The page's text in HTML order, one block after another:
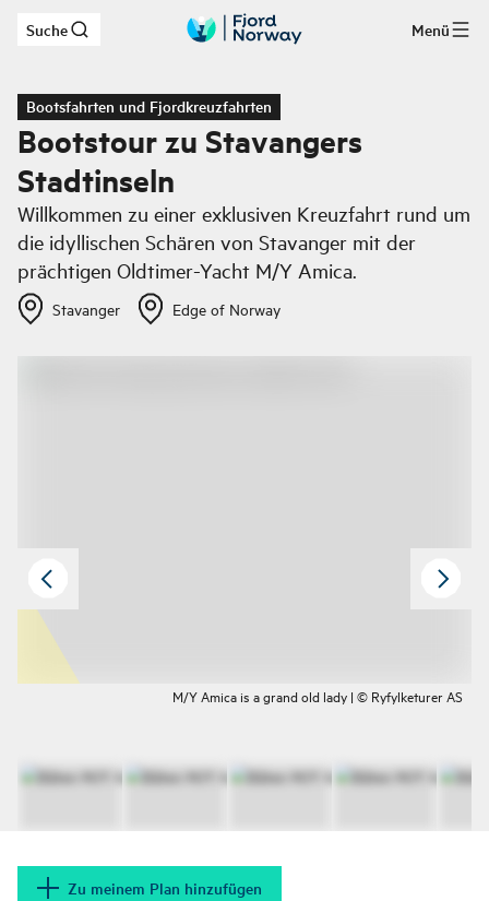
Zum Hauptinhalt
Suche Menü
Bootsfahrten und Fjordkreuzfahrten
Bootstour zu Stavangers
Stadtinseln
Willkommen zu einer exklusiven Kreuzfahrt rund um
die idyllischen Schären von Stavanger mit der
prächtigen Oldtimer-Yacht M/Y Amica.
Stavanger Edge of Norway
M/Y Amica is a grand old lady | © Ryfylketurer AS
Zu meinem Plan hinzufügen